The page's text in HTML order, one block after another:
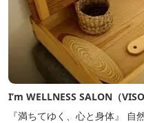
I’m WELLNESS SALON（
『満ちてゆく、心と身体』